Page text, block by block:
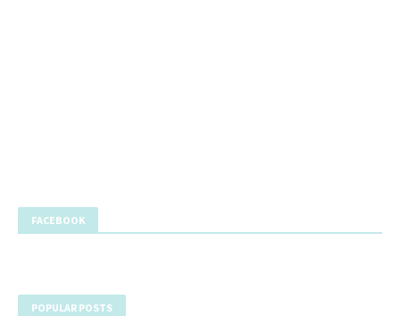
FACEBOOK
POPULAR POSTS